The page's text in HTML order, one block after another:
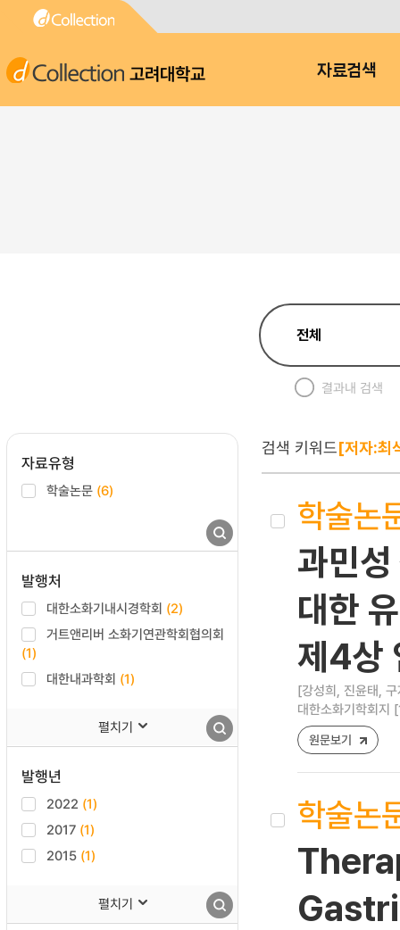
고려대학교 자료검색
결과내 검색
자료유형
학술논문 (6)
발행처
대한소화기내시경학회 (2)
거트앤리버 소화기연관학회협의회
(1)
대한내과학회 (1)
펼치기
발행년
2022 (1)
2017 (1)
2015 (1)
펼치기
검색 키워드[저자:최
학술논
과민
대한
제4상
[강성희, 진윤태,
대한소화기학회
원문보기
학술논